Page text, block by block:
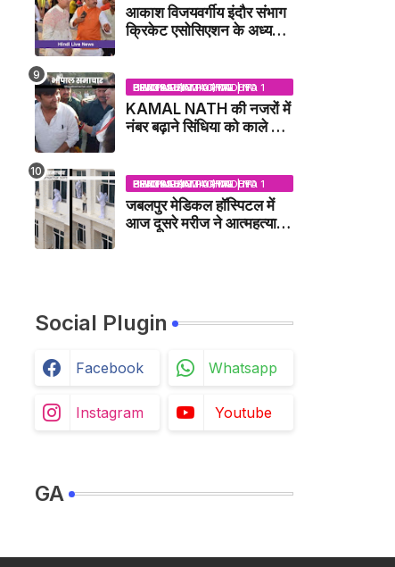
आकाश विजयवर्गीय इंदौर संभाग
क्रिकेट एसोसिएशन के अध्यक्ष
BHOPAL SAMACHAR | NO 1 HINDI NEWS PORTAL OF CENTRAL INDIA (MADHYA PRADESH)
KAMAL NATH की नजरों में
नंबर बढ़ाने सिंधिया को काले झंडे
NEWS
BHOPAL SAMACHAR | NO 1 HINDI NEWS PORTAL OF CENTRAL INDIA (MADHYA PRADESH)
जबलपुर मेडिकल हॉस्पिटल में
आज दूसरे मरीज ने आत्महत्या
Social Plugin
Facebook Whatsapp
Instagram Youtube
GA